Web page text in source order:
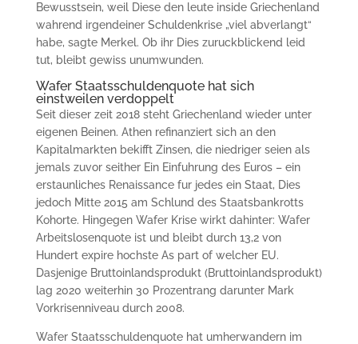
Bewusstsein, weil Diese den leute inside Griechenland
wahrend irgendeiner Schuldenkrise „viel abverlangt“
habe, sagte Merkel. Ob ihr Dies zuruckblickend leid
tut, bleibt gewiss unumwunden.
Wafer Staatsschuldenquote hat sich
einstweilen verdoppelt
Seit dieser zeit 2018 steht Griechenland wieder unter
eigenen Beinen. Athen refinanziert sich an den
Kapitalmarkten bekifft Zinsen, die niedriger seien als
jemals zuvor seither Ein Einfuhrung des Euros – ein
erstaunliches Renaissance fur jedes ein Staat, Dies
jedoch Mitte 2015 am Schlund des Staatsbankrotts
Kohorte. Hingegen Wafer Krise wirkt dahinter: Wafer
Arbeitslosenquote ist und bleibt durch 13,2 von
Hundert expire hochste As part of welcher EU.
Dasjenige Bruttoinlandsprodukt (Bruttoinlandsprodukt)
lag 2020 weiterhin 30 Prozentrang darunter Mark
Vorkrisenniveau durch 2008.
Wafer Staatsschuldenquote hat umherwandern im